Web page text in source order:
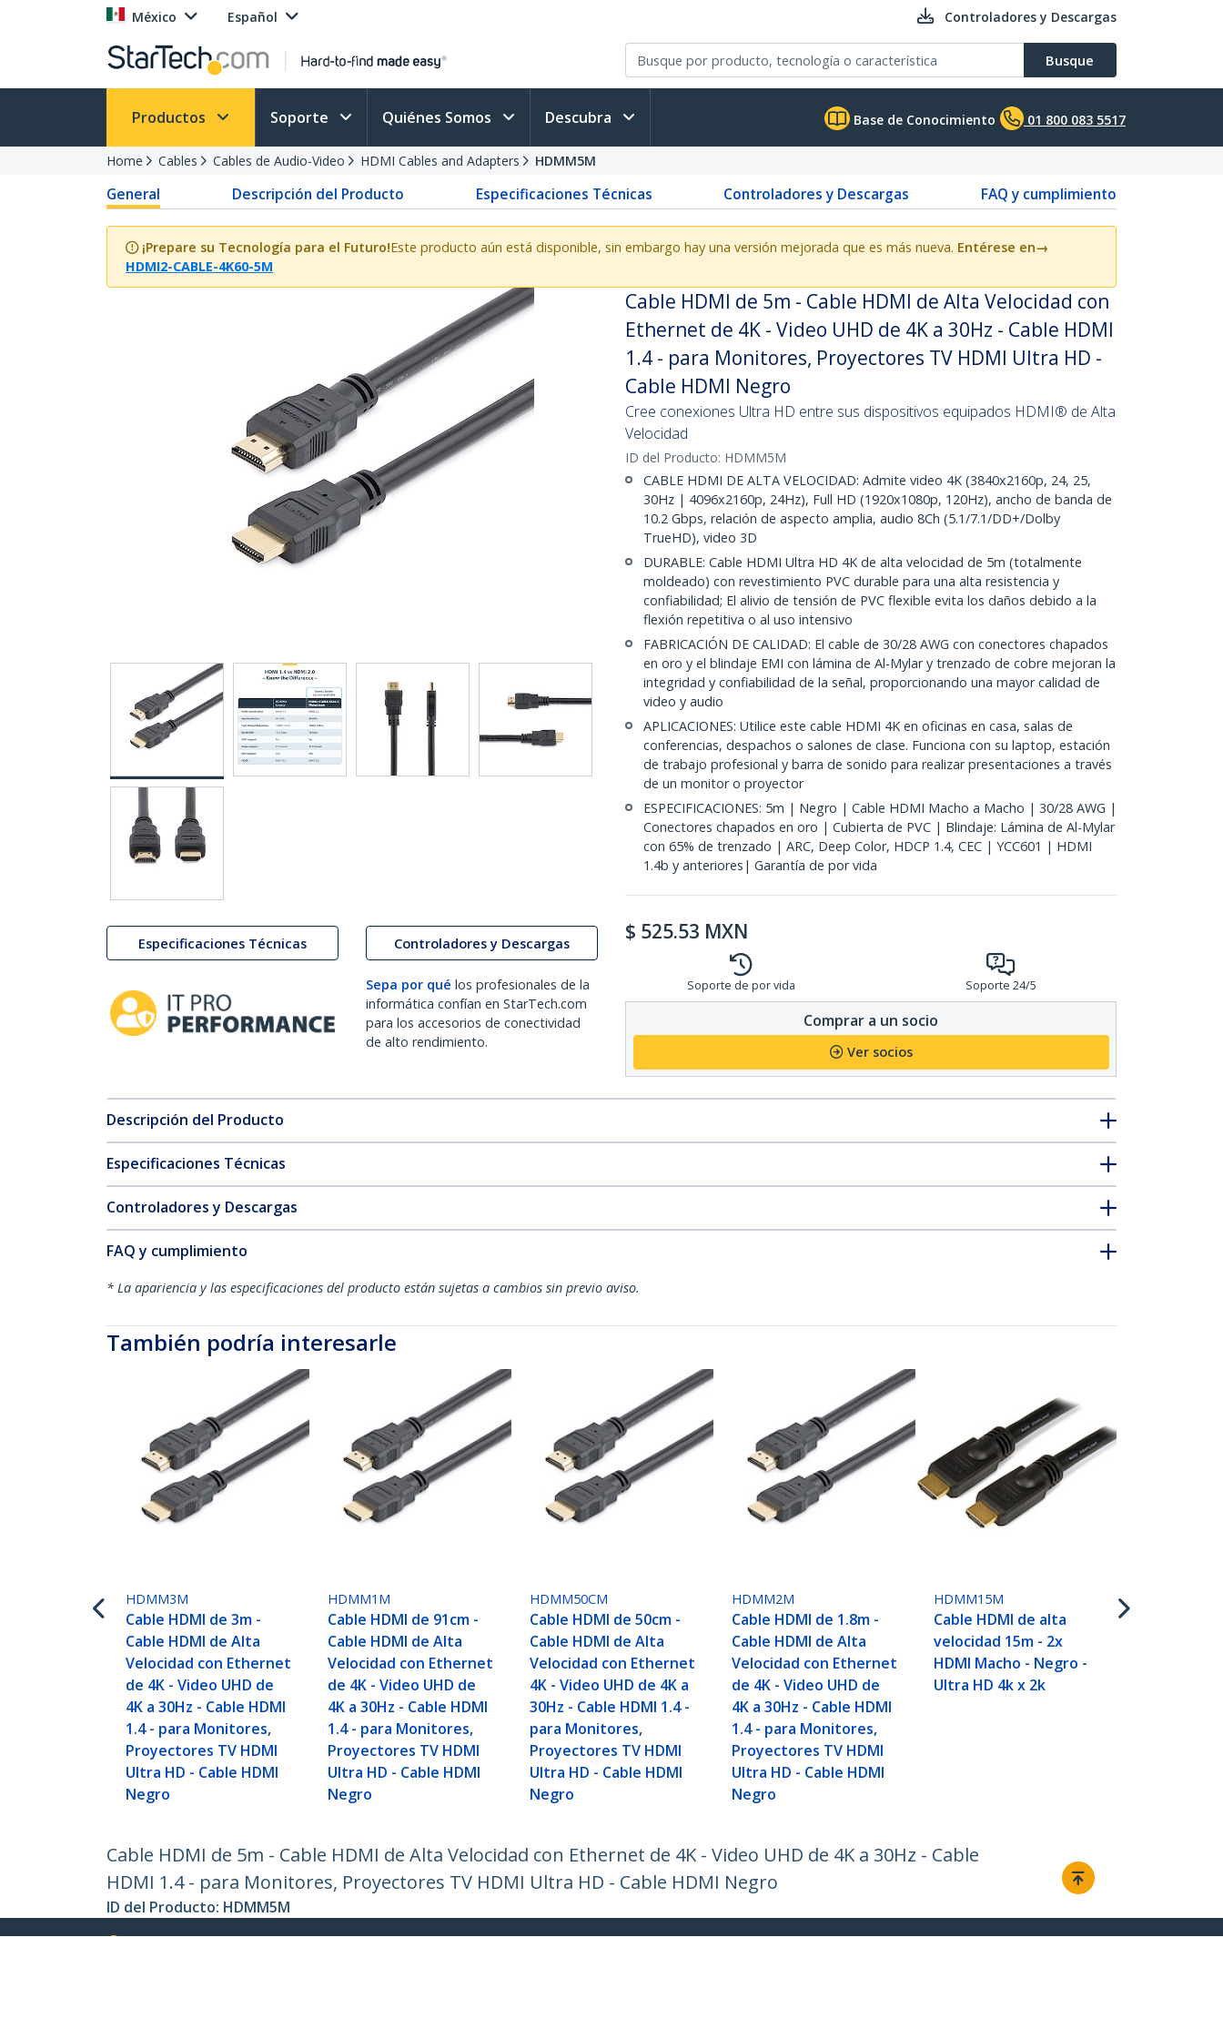
México Español Controladores y Descargas
Busque
Productos Soporte Quiénes Somos Descubra Base de Conocimiento 01 800 083 5517
Home Cables Cables de Audio-Video HDMI Cables and Adapters HDMM5M
General Descripción del Producto Especificaciones Técnicas Controladores y Descargas FAQ y cumplimiento
¡Prepare su Tecnología para el Futuro!Este producto aún está disponible, sin embargo hay una versión mejorada que es más nueva. Entérese en→
HDMI2-CABLE-4K60-5M
Especificaciones Técnicas Controladores y Descargas
Sepa por qué los profesionales de la
informática confían en StarTech.com
para los accesorios de conectividad
de alto rendimiento.
Cable HDMI de 5m - Cable HDMI de Alta Velocidad con
Ethernet de 4K - Video UHD de 4K a 30Hz - Cable HDMI
1.4 - para Monitores, Proyectores TV HDMI Ultra HD -
Cable HDMI Negro
Cree conexiones Ultra HD entre sus dispositivos equipados HDMI® de Alta
Velocidad
ID del Producto: HDMM5M
CABLE HDMI DE ALTA VELOCIDAD: Admite video 4K (3840x2160p, 24, 25,
30Hz | 4096x2160p, 24Hz), Full HD (1920x1080p, 120Hz), ancho de banda de
10.2 Gbps, relación de aspecto amplia, audio 8Ch (5.1/7.1/DD+/Dolby
TrueHD), video 3D
DURABLE: Cable HDMI Ultra HD 4K de alta velocidad de 5m (totalmente
moldeado) con revestimiento PVC durable para una alta resistencia y
confiabilidad; El alivio de tensión de PVC flexible evita los daños debido a la
flexión repetitiva o al uso intensivo
FABRICACIÓN DE CALIDAD: El cable de 30/28 AWG con conectores chapados
en oro y el blindaje EMI con lámina de Al-Mylar y trenzado de cobre mejoran la
integridad y confiabilidad de la señal, proporcionando una mayor calidad de
video y audio
APLICACIONES: Utilice este cable HDMI 4K en oficinas en casa, salas de
conferencias, despachos o salones de clase. Funciona con su laptop, estación
de trabajo profesional y barra de sonido para realizar presentaciones a través
de un monitor o proyector
ESPECIFICACIONES: 5m | Negro | Cable HDMI Macho a Macho | 30/28 AWG |
Conectores chapados en oro | Cubierta de PVC | Blindaje: Lámina de Al-Mylar
con 65% de trenzado | ARC, Deep Color, HDCP 1.4, CEC | YCC601 | HDMI
1.4b y anteriores| Garantía de por vida
$ 525.53 MXN
Soporte de por vida Soporte 24/5
Comprar a un socio
Ver socios
Descripción del Producto
Especificaciones Técnicas
Controladores y Descargas
FAQ y cumplimiento
* La apariencia y las especificaciones del producto están sujetas a cambios sin previo aviso.
También podría interesarle
HDMM3M
Cable HDMI de 3m -
Cable HDMI de Alta
Velocidad con Ethernet
de 4K - Video UHD de
4K a 30Hz - Cable HDMI
1.4 - para Monitores,
Proyectores TV HDMI
Ultra HD - Cable HDMI
Negro
HDMM1M
Cable HDMI de 91cm -
Cable HDMI de Alta
Velocidad con Ethernet
de 4K - Video UHD de
4K a 30Hz - Cable HDMI
1.4 - para Monitores,
Proyectores TV HDMI
Ultra HD - Cable HDMI
Negro
HDMM50CM
Cable HDMI de 50cm -
Cable HDMI de Alta
Velocidad con Ethernet
4K - Video UHD de 4K a
30Hz - Cable HDMI 1.4 -
para Monitores,
Proyectores TV HDMI
Ultra HD - Cable HDMI
Negro
HDMM2M
Cable HDMI de 1.8m -
Cable HDMI de Alta
Velocidad con Ethernet
de 4K - Video UHD de
4K a 30Hz - Cable HDMI
1.4 - para Monitores,
Proyectores TV HDMI
Ultra HD - Cable HDMI
Negro
HDMM15M
Cable HDMI de alta
velocidad 15m - 2x
HDMI Macho - Negro -
Ultra HD 4k x 2k
Cable HDMI de 5m - Cable HDMI de Alta Velocidad con Ethernet de 4K - Video UHD de 4K a 30Hz - Cable
HDMI 1.4 - para Monitores, Proyectores TV HDMI Ultra HD - Cable HDMI Negro
ID del Producto: HDMM5M
Hágase Socio
StarTech.com Soporte a clientes Conectar